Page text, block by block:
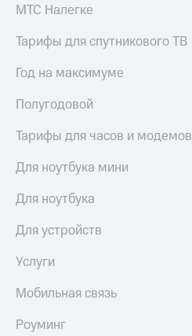
на связь
С картой
Деньги
МТС
деньги
и получайте
доход 15%
Платежи
и
номер
РИИЛ
дешевле
с карты
товаров
Скидки
до 40%
на смартфоны
при
МТС Налегке
Тарифы для спутникового ТВ
Год на максимуме
Полугодовой
Тарифы для часов и модемов
Для ноутбука мини
Для ноутбука
Для устройств
Услуги
Мобильная связь
Роуминг